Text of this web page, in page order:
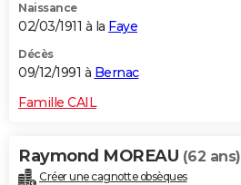
Naissance
02/03/1911 à la Faye
Décès
09/12/1991 à Bernac
Famille CAIL
Raymond MOREAU (62 ans)
Créer une cagnotte obsèques